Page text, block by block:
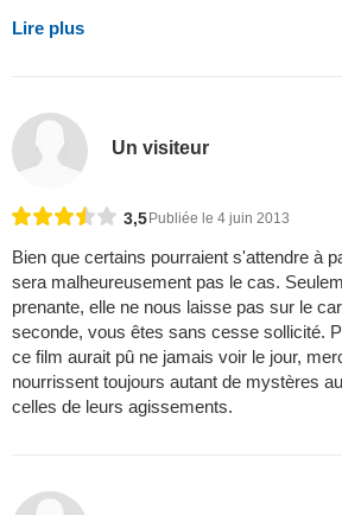
Lire plus
Un visiteur
3,5Publiée le 4 juin 2013
Bien que certains pourraient s'attendre à
sera malheureusement pas le cas.
prenante, elle ne nous laisse pas sur le
seconde, vous êtes sans cesse sollicité.
ce film aurait pû ne jamais voir le jour,
nourrissent toujours autant de mystères
celles de leurs agissements.